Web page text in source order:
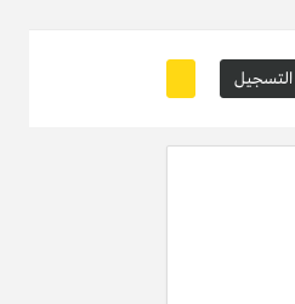
التسجيل